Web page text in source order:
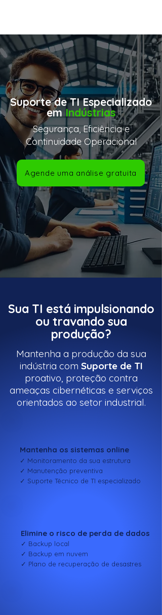
Suporte de TI Especializado
em Indústrias
Segurança, Eficiência e
Continuidade Operacional
Agende uma análise gratuita
Sua TI está impulsionando
ou travando sua
produção?
Mantenha a produção da sua
indústria com Suporte de TI
proativo, proteção contra
ameaças cibernéticas e serviços
orientados ao setor industrial.
Mantenha os sistemas online
✓ Monitoramento da sua estrutura
✓ Manutenção preventiva
✓ Suporte Técnico de TI especializado
Elimine o risco de perda de dados
✓ Backup local
✓ Backup em nuvem
✓ Plano de recuperação de desastres